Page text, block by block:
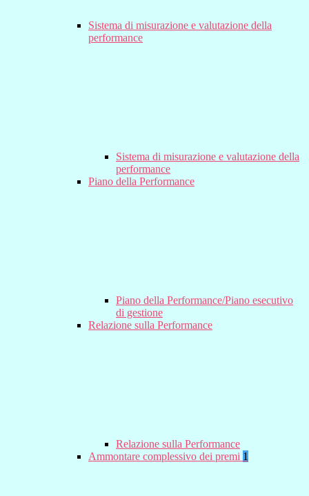
Sistema di misurazione e valutazione della
performance
Sistema di misurazione e valutazione della
performance
Piano della Performance
Piano della Performance/Piano esecutivo
di gestione
Relazione sulla Performance
Relazione sulla Performance
Ammontare complessivo dei premi 1